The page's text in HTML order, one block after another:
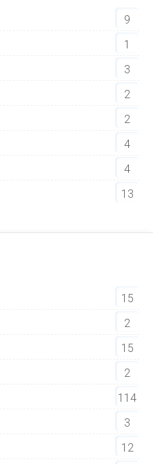
9
1
3
2
2
4
4
13
15
2
15
2
114
3
12